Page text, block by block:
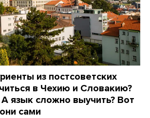
из постсоветских
в Чехию и Словакию?
язык сложно выучить? Вот
сами